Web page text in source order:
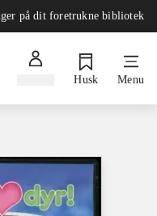
på dit foretrukne bibliotek
Husk Menu